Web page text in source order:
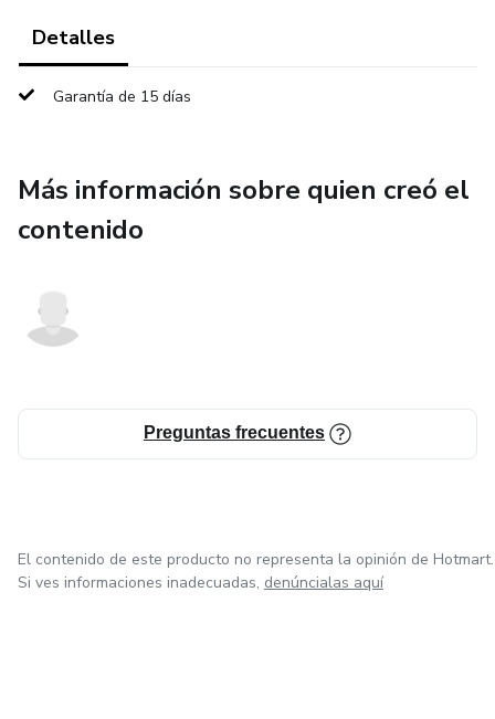
Detalles
Garantía de 15 días
Más información sobre quien creó el
contenido
Preguntas frecuentes
El contenido de este producto no representa la opinión de Hotmart.
Si ves informaciones inadecuadas, denúncialas aquí